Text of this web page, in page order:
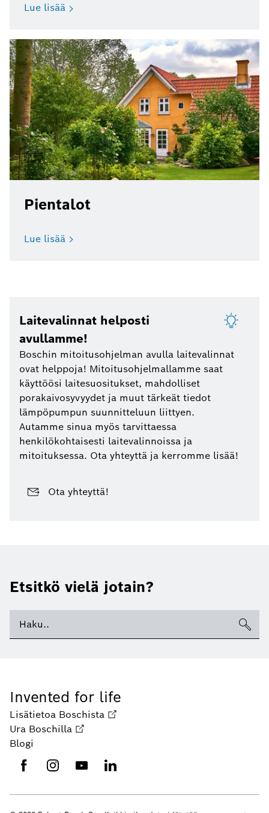
Lue lisää
Pientalot
Lue lisää
Laitevalinnat helposti
avullamme!
Boschin mitoitusohjelman avulla laitevalinnat
ovat helppoja! Mitoitusohjelmallamme saat
käyttöösi laitesuositukset, mahdolliset
porakaivosyvyydet ja muut tärkeät tiedot
lämpöpumpun suunnitteluun liittyen.
Autamme sinua myös tarvittaessa
henkilökohtaisesti laitevalinnoissa ja
mitoituksessa. Ota yhteyttä ja kerromme lisää!
Ota yhteyttä!
Etsitkö vielä jotain?
Invented for life
Lisätietoa Boschista
Ura Boschilla
Blogi